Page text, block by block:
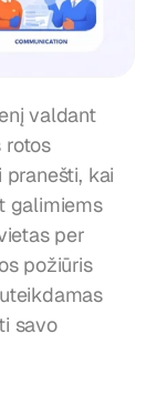
valdant
rotos
kai
galimiems
per
požiūris
savo